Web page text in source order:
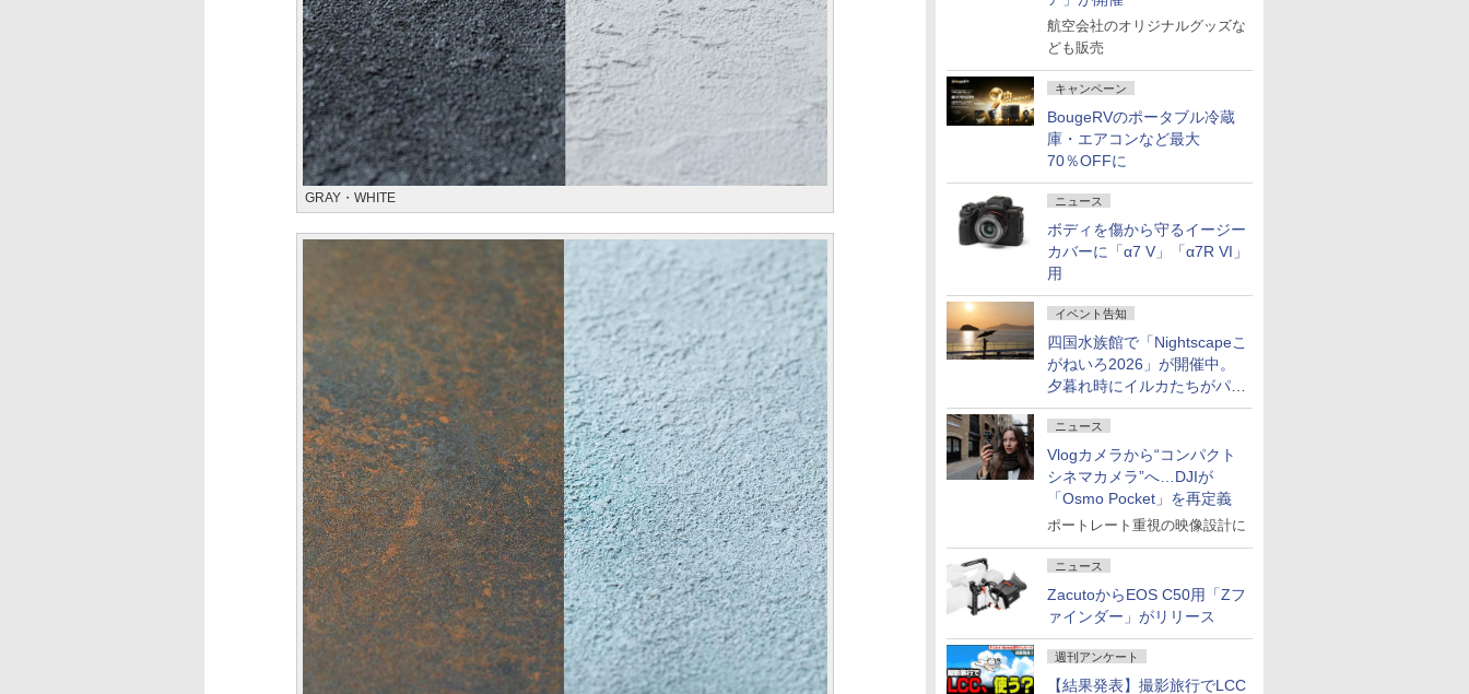
航空会社のオリジナルグッズな
ども販売
キャンペーン
BougeRVのポータブル冷蔵
庫・エアコンなど最大
70％OFFに
ニュース
ボディを傷から守るイージー
カバーに「α7 V」「α7R VI」
用
イベント告知
四国水族館で「Nightscapeこ
がねいろ2026」が開催中。
夕暮れ時にイルカたちがパフ
ォーマンスを繰り広げる
ニュース
Vlogカメラから“コンパクト
シネマカメラ”へ…DJIが
「Osmo Pocket」を再定義
ポートレート重視の映像設計に
ニュース
ZacutoからEOS C50用「Zフ
ァインダー」がリリース
週刊アンケート
【結果発表】撮影旅行でLCC
GRAY・WHITE